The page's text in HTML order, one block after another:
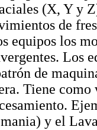
(X, Y y
de
equipos los
Los
de
Tiene como
y el